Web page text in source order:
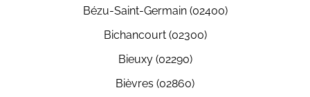
Bézu-Saint-Germain (02400)
Bichancourt (02300)
Bieuxy (02290)
Bièvres (02860)